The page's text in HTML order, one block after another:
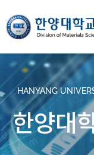
HANYANG
한양대